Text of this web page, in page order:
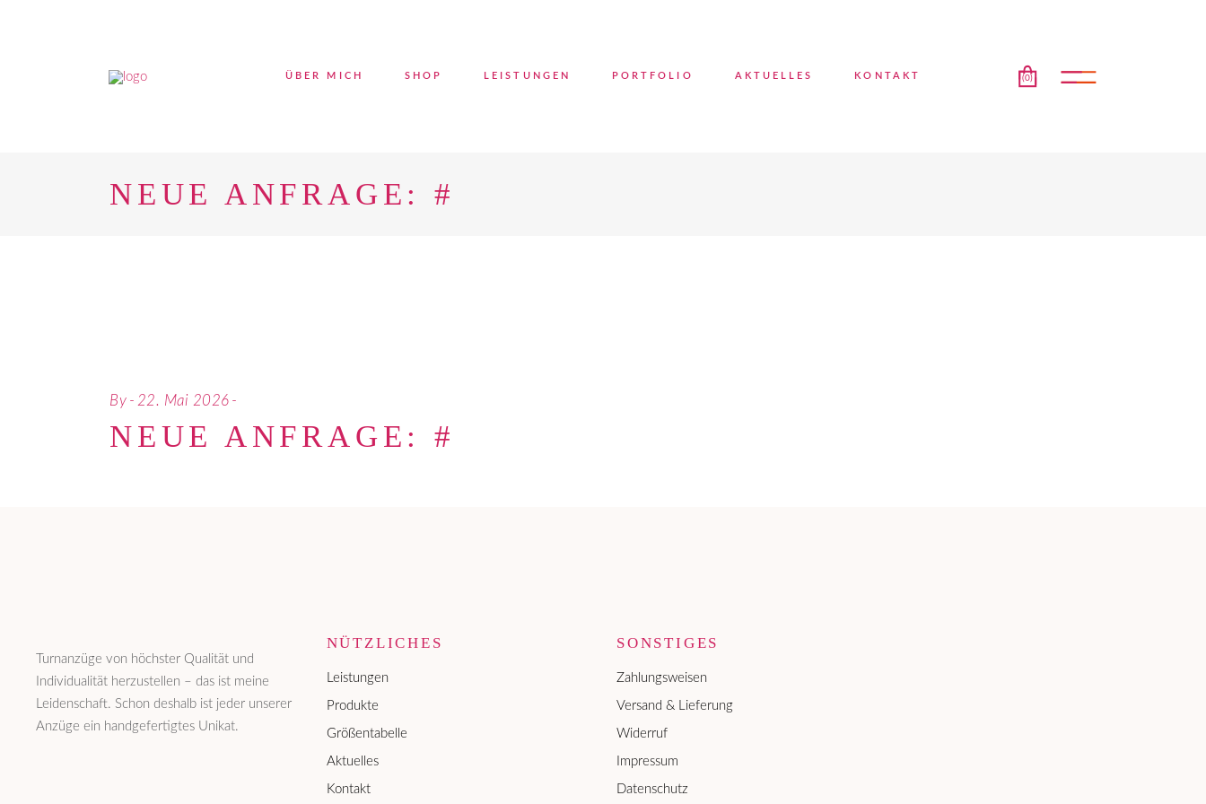
ÜBER MICH SHOP LEISTUNGEN PORTFOLIO AKTUELLES KONTAKT (0)
NEUE ANFRAGE: #
By 22. Mai 2026
NEUE ANFRAGE: #
Turnanzüge von höchster Qualität und
Individualität herzustellen – das ist meine
Leidenschaft. Schon deshalb ist jeder unserer
Anzüge ein handgefertigtes Unikat.
NÜTZLICHES
Leistungen
Produkte
Größentabelle
Aktuelles
Kontakt
SONSTIGES
Zahlungsweisen
Versand & Lieferung
Widerruf
Impressum
Datenschutz